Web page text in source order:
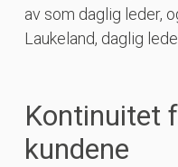
av som daglig leder,
Laukeland, daglig
Kontinuitet
kundene